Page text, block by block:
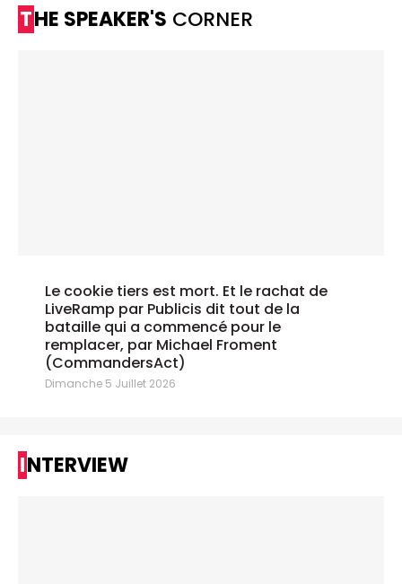
THE SPEAKER'S CORNER
Le cookie tiers est mort. Et le rachat de
LiveRamp par Publicis dit tout de la
bataille qui a commencé pour le
remplacer, par Michael Froment
(CommandersAct)
Dimanche 5 Juillet 2026
INTERVIEW